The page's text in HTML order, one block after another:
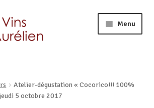
Menu
le
À LILLE
Atelier-dégustation « Cocorico!!! 100%
5 octobre 2017